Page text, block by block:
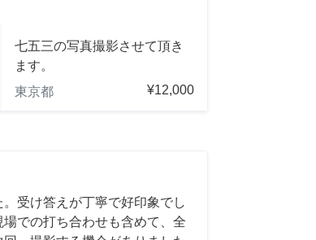
七五三の写真撮影させて頂き
ます。
東京都
¥12,000
受け答えが丁寧で好印象でし
での打ち合わせも含めて、全